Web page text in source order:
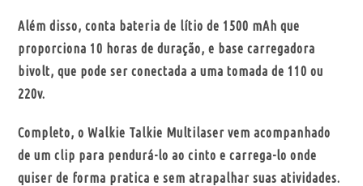
Além disso, conta bateria de lítio de 1500 mAh que
proporciona 10 horas de duração, e base carregadora
bivolt, que pode ser conectada a uma tomada de 110 ou
220v.
Completo, o Walkie Talkie Multilaser vem acompanhado
de um clip para pendurá-lo ao cinto e carrega-lo onde
quiser de forma pratica e sem atrapalhar suas atividades.